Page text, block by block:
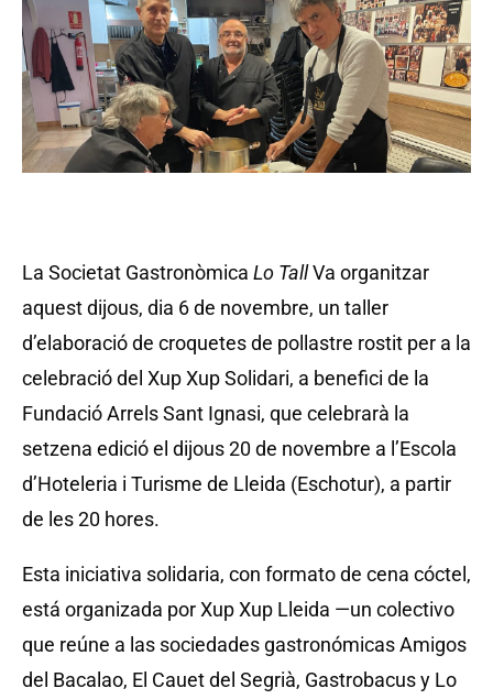
La Societat Gastronòmica Lo TallVa organitzar
aquest dijous, dia 6 de novembre, un taller
d’elaboració de croquetes de pollastre rostit per a la
celebració del Xup Xup Solidari, a benefici de la
Fundació Arrels Sant Ignasi, que celebrarà la
setzena edició el dijous 20 de novembre a l’Escola
d’Hoteleria i Turisme de Lleida (Eschotur), a partir
de les 20 hores.
Esta iniciativa solidaria, con formato de cena cóctel,
está organizada por Xup Xup Lleida —un colectivo
que reúne a las sociedades gastronómicas Amigos
del Bacalao, El Cauet del Segrià, Gastrobacus y Lo